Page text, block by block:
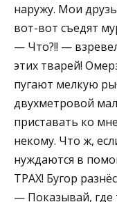
наружу. Мои
вот-вот съедят
— Что?!! —
этих тварей!
пугают мелкую
двухметровой
приставать ко
некому. Что ж,
нуждаются в
ТРАХ! Бугор
— Показывай, где